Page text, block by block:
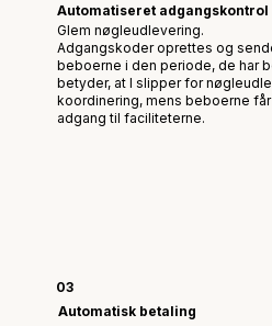
Automatiseret adgangskontrol
Glem nøgleudlevering.
Adgangskoder oprettes og
beboerne i den periode, de har
betyder, at I slipper for
koordinering, mens beboerne
adgang til faciliteterne.
03
Automatisk betaling